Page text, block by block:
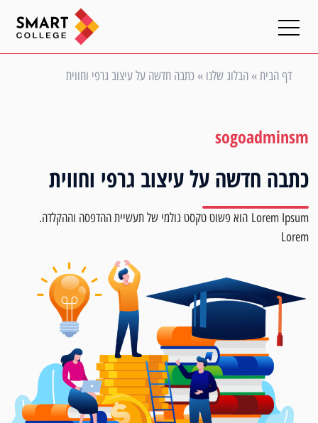
דף הבית»הבלוג שלנו »כתבה חדשה על עיצוב גרפי וחווית
sogoadminsm
כתבה חדשה על עיצוב גרפי וחווית
Lorem Ipsum הוא פשוט טקסט גולמי של תעשיית ההדפסה וההקלדה.
Lorem